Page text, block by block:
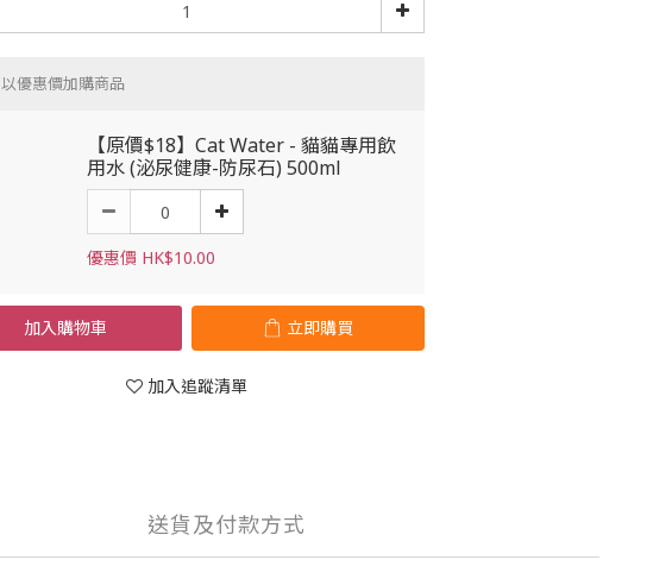
以優惠價加購商品
【原價$18】Cat Water - 貓貓專用飲
用水 (泌尿健康-防尿石) 500ml
優惠價 HK$10.00
加入購物車 立即購買
加入追蹤清單
送貨及付款方式